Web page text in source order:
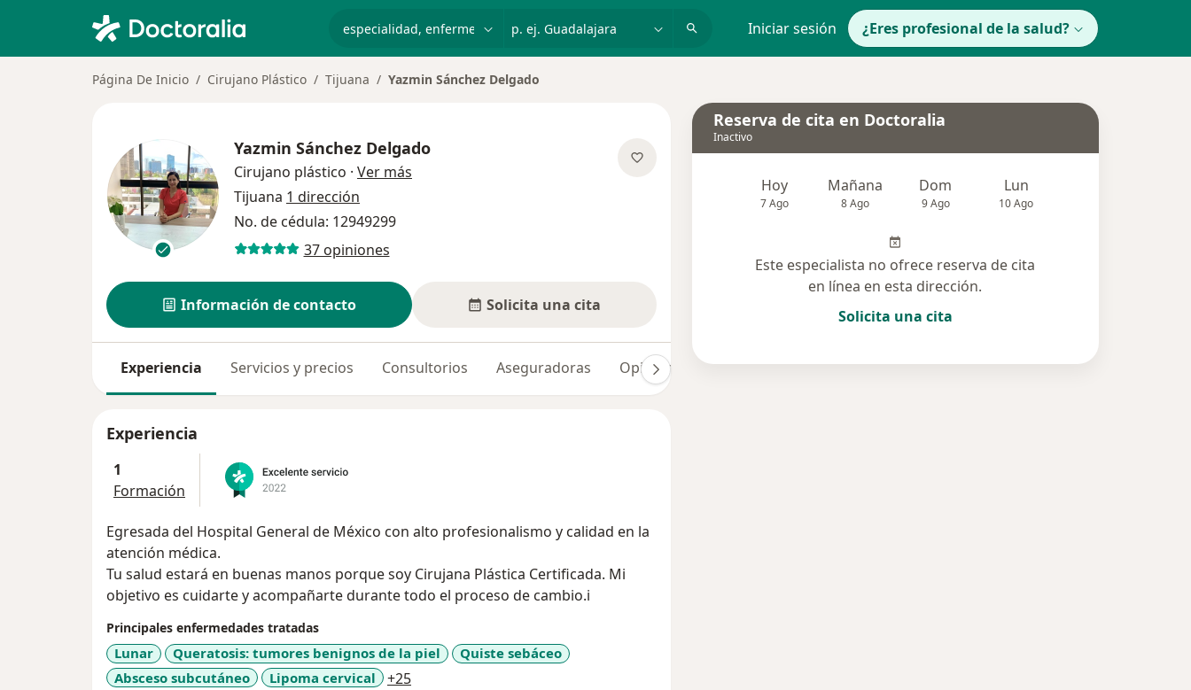
Iniciar sesión ¿Eres profesional de la salud?
Página De Inicio Cirujano Plástico Tijuana Yazmin Sánchez Delgado
Yazmin Sánchez Delgado
Cirujano plástico · Ver más
Tijuana 1 dirección
No. de cédula: 12949299
37 opiniones
Información de contacto Solicita una cita
Experiencia Servicios y precios Consultorios Aseguradoras Opiniones (37)
Experiencia
1
Formación
Egresada del Hospital General de México con alto profesionalismo y calidad en la
atención médica.
Tu salud estará en buenas manos porque soy Cirujana Plástica Certificada. Mi
objetivo es cuidarte y acompañarte durante todo el proceso de cambio.i
Principales enfermedades tratadas
Lunar Queratosis: tumores benignos de la piel
Quiste sebáceo
Absceso subcutáneo
Lipoma cervical +25a11y_sr_more_diseases
Reserva de cita en Doctoralia
Inactivo
Hoy
7 Ago
Mañana
8 Ago
Dom
9 Ago
Lun
10 Ago
Este especialista no ofrece reserva de cita
en línea en esta dirección.
Solicita una cita